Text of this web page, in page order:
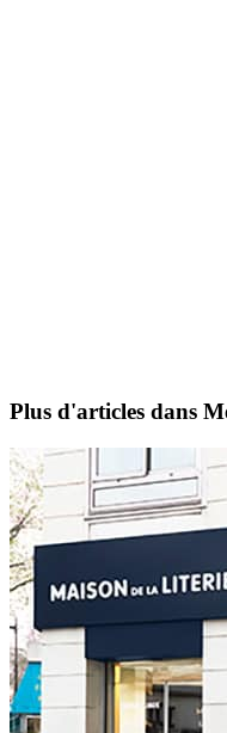
Plus d'articles dans